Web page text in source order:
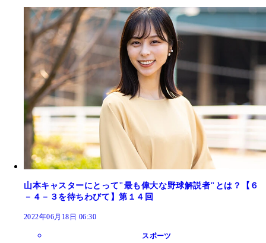
山本キャスターにとって"最も偉大な野球解説者"とは？【６
－４－３を待ちわびて】第１４回
2022年06月18日 06:30
スポーツ